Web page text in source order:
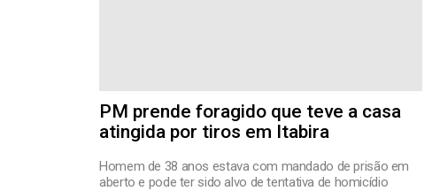
PM prende foragido que teve a casa
atingida por tiros em Itabira
Homem de 38 anos estava com mandado de prisão em
aberto e pode ter sido alvo de tentativa de homicídio